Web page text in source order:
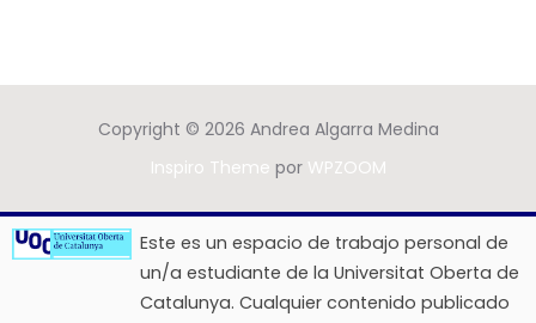
Copyright © 2026 Andrea Algarra Medina
Inspiro Theme por WPZOOM
Este es un espacio de trabajo personal de
un/a estudiante de la Universitat Oberta de
Catalunya. Cualquier contenido publicado